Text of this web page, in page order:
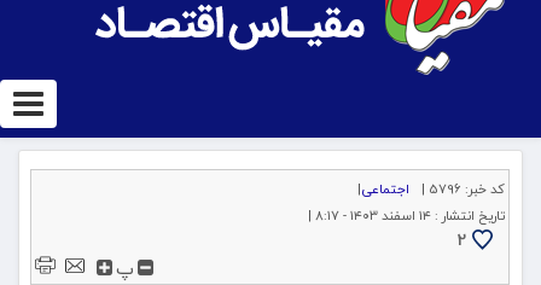
کد خبر: 5796 | اجتماعی|
تاریخ انتشار : ۱۴ اسفند ۱۴۰۳ - ۸:۱۷ |
2
پ